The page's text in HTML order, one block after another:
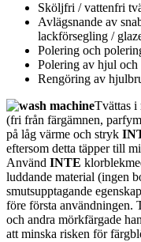
Sköljfri / vattenfri
Avlägsnande av
lackförsegling /
Polering och
Polering av hjul och
Rengöring av
Tvättas i
(fri från färgämnen,
på låg värme och stryk
eftersom detta täpper till
Använd INTE
luddande material (ingen
smutsupptagande
före första användningen.
och andra mörkfärgade
att minska risken för